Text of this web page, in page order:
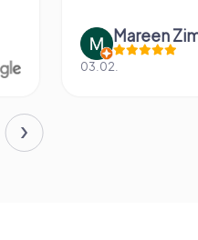
Mareen
03.02.